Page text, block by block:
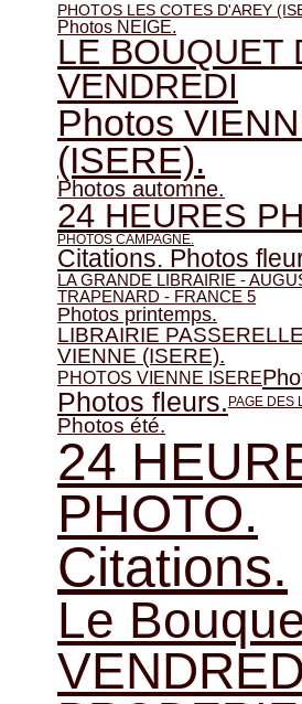
PHOTOS LES COTES D'AREY
Photos NEIGE.
LE BOUQUET
VENDREDI
Photos
(ISERE).
Photos automne.
24 HEURES
PHOTOS CAMPAGNE.
Citations. Photos
LA GRANDE LIBRAIRIE -
TRAPENARD - FRANCE 5
Photos printemps.
LIBRAIRIE
VIENNE (ISERE).
PHOTOS VIENNE ISERE
Photos fleurs. PAGE DES
Photos été.
24
PHOTO.
Citations.
Le